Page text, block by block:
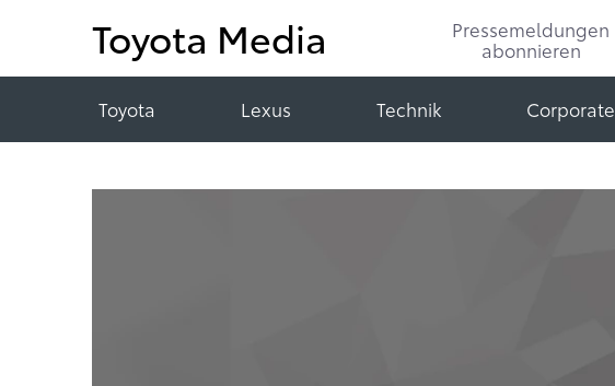
Toyota Media
Pressemeldungen
abonnieren
Toyota Lexus Technik Corporate